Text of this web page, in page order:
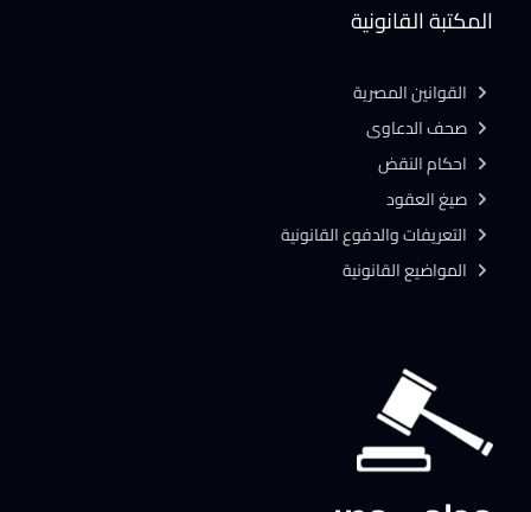
المكتبة القانونية
القوانين المصرية
صحف الدعاوى
احكام النقض
صيغ العقود
التعريفات والدفوع القانونية
المواضيع القانونية